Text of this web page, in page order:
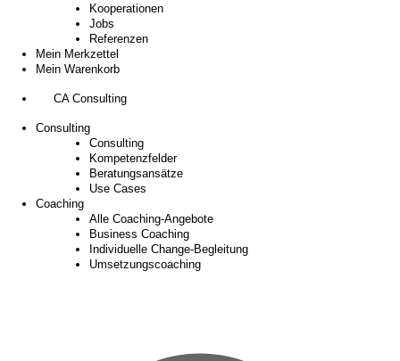
Kooperationen
Jobs
Referenzen
Mein Merkzettel
Mein Warenkorb
CA Consulting
Consulting
Consulting
Kompetenzfelder
Beratungsansätze
Use Cases
Coaching
Alle Coaching-Angebote
Business Coaching
Individuelle Change-Begleitung
Umsetzungscoaching